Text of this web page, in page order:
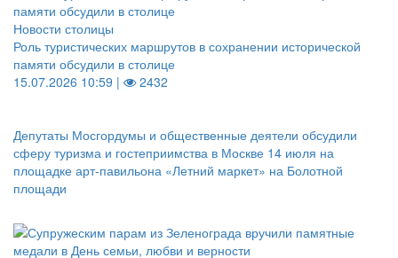
Новости столицы
Роль туристических маршрутов в сохранении исторической
памяти обсудили в столице
15.07.2026 10:59 |
2432
Депутаты Мосгордумы и общественные деятели обсудили
сферу туризма и гостеприимства в Москве 14 июля на
площадке арт-павильона «Летний маркет» на Болотной
площади